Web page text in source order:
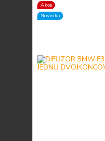
Akce
Novinka